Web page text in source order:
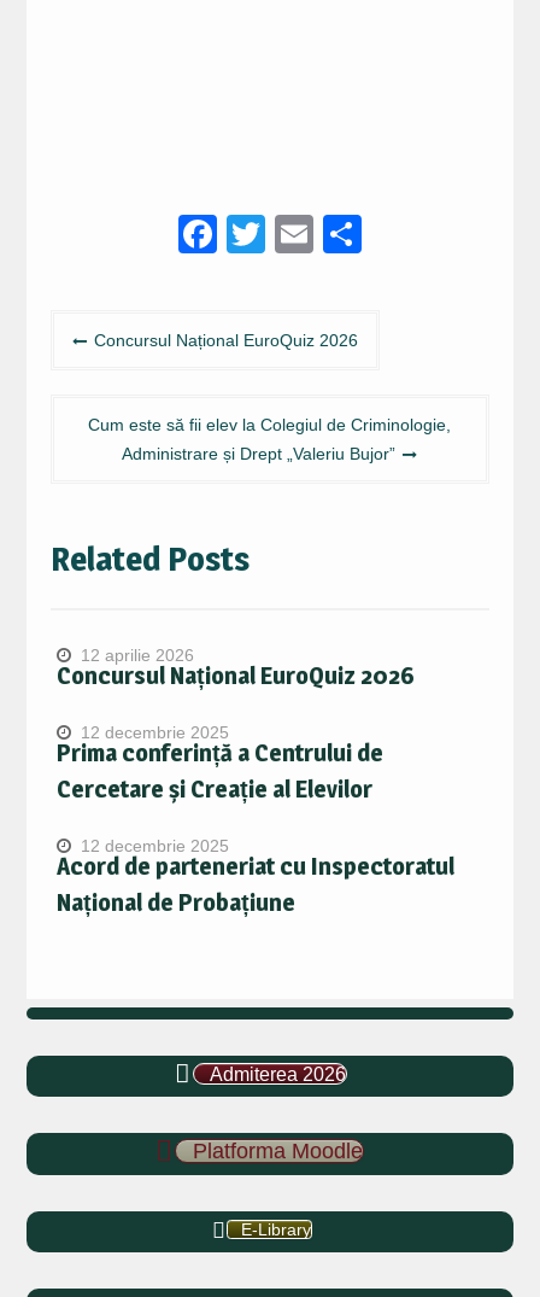
Facebook
TwitterEmail
Navigare
Concursul Național EuroQuiz 2026
Cum este să fii elev la Colegiul de Criminologie,
Administrare și Drept „Valeriu Bujor”
Related Posts
12 aprilie 2026
Concursul Național EuroQuiz 2026
12 decembrie 2025
Prima conferință a Centrului de
Cercetare și Creație al Elevilor
12 decembrie 2025
Acord de parteneriat cu Inspectoratul
Național de Probațiune
Admiterea 2026
Platforma Moodle
E-Library